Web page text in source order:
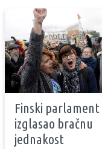
Finski parlament
izglasao bračnu
jednakost